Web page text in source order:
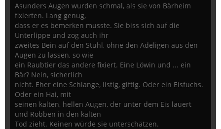
Asunders Augen wurden schmal, als sie von Bärheim
fixierten. Lang genug,
dass er es bemerken musste. Sie biss sich auf die
Unterlippe und zog auch ihr
zweites Bein auf den Stuhl, ohne den Adeligen aus den
Augen zu lassen, so wie
ein Raubtier das andere fixiert. Eine Löwin und ... ein
Bär? Nein, sicherlich
nicht. Eher eine Schlange, listig, giftig. Oder ein Eisfuchs.
Oder ein Hai, mit
seinen kalten, hellen Augen, der unter dem Eis lauert
und Robben in den kalten
Tod zieht. Keinen würde sie unterschätzen.